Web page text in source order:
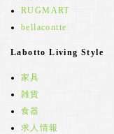
RUGMART
bellacontte
Labotto Living Style
家具
雑貨
食器
求人情報